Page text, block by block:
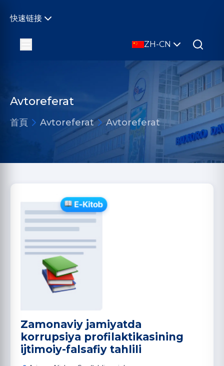
快速链接
ZH-CN
Avtoreferat
首頁 Avtoreferat Avtoreferat
Zamonaviy jamiyatda
korrupsiya profilaktikasining
ijtimoiy-falsafiy tahlili